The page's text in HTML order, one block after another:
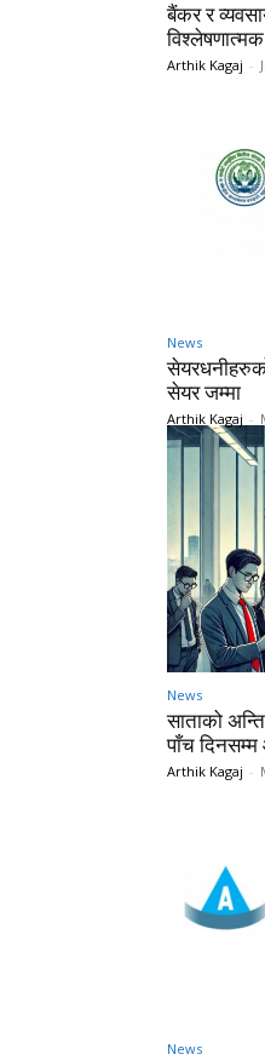
बैंकर र
Arthik Kagaj -
News
सेयर जम्मा
Arthik Kagaj -
News
साताको
पाँच दिनसम्म
Arthik Kagaj -
News